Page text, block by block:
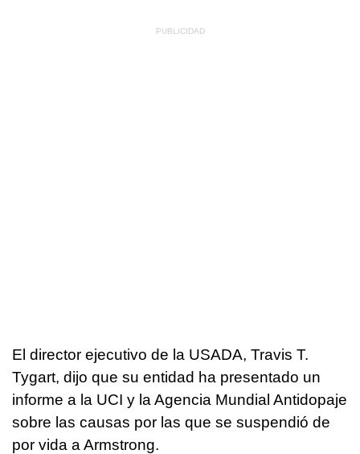
El director ejecutivo de la USADA, Travis T.
Tygart, dijo que su entidad ha presentado un
informe a la UCI y la Agencia Mundial Antidopaje
sobre las causas por las que se suspendió de
por vida a Armstrong.